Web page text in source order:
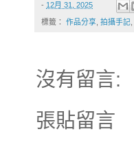
- 12月 31, 2025
標籤： 作品分享 拍攝手記
沒有留言:
張貼留言